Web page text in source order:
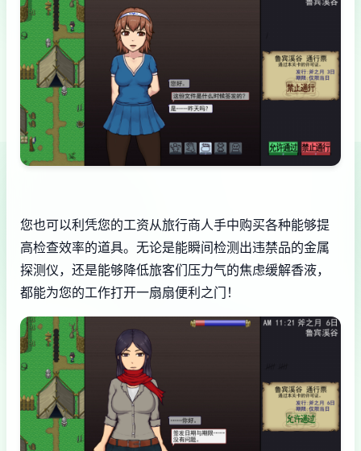
您也可以利凭您的工资从旅行商人手中购买各种能够提
高检查效率的道具。无论是能瞬间检测出违禁品的金属
探测仪，还是能够降低旅客们压力气的焦虑缓解香液，
都能为您的工作打开一扇扇便利之门！